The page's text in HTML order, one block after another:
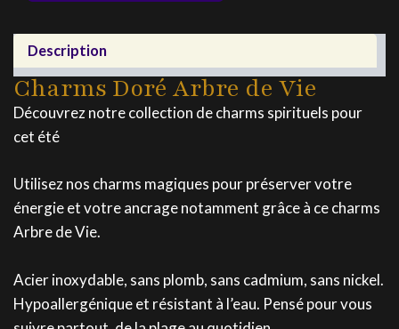
Doré
Arbre
de
vie
Description
Charms Doré Arbre de Vie
Découvrez notre collection de charms spirituels pour
cet été
Utilisez nos charms magiques pour préserver votre
énergie et votre ancrage notamment grâce à ce charms
Arbre de Vie.
Acier inoxydable, sans plomb, sans cadmium, sans nickel.
Hypoallergénique et résistant à l’eau. Pensé pour vous